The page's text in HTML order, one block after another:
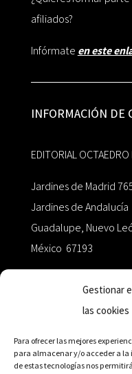
Gestionar
las cookies
Para ofrecer las mejores
para almacenar y/o acceder a
de estas tecnologías nos
afiliados?
Infórmate en este
INFORMACIÓN DE
EDITORIAL
Jardines de Madrid
Jardines de Andalucía
Guadalupe, Nuevo
México 67193
+52 811.499.5638
RED DE